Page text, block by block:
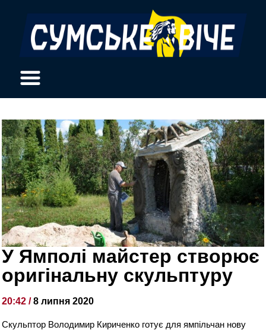
У Ямполі майстер створює
оригінальну скульптуру
20:42 /8 липня 2020
Скульптор Володимир Кириченко готує для ямпільчан нову